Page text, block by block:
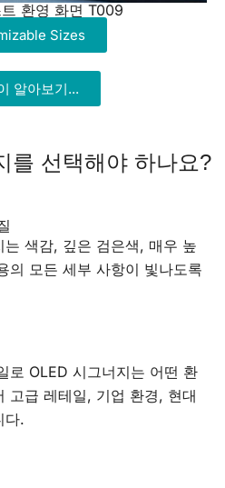
환영 화면 T009
Sizes
알아보기...
를 선택해야 하나요?
색감, 깊은 검은색, 매우 높
의 모든 세부 사항이 빛나도록
로 OLED 시그너지는 어떤 환
고급 레테일, 기업 환경, 현대
다.